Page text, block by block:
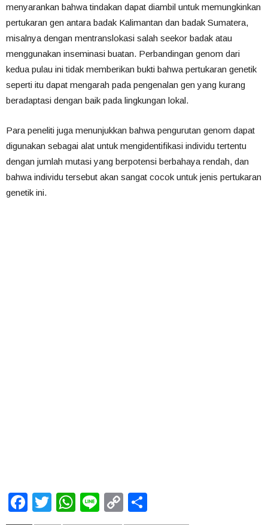
menyarankan bahwa tindakan dapat diambil untuk memungkinkan
pertukaran gen antara badak Kalimantan dan badak Sumatera,
misalnya dengan mentranslokasi salah seekor badak atau
menggunakan inseminasi buatan. Perbandingan genom dari
kedua pulau ini tidak memberikan bukti bahwa pertukaran genetik
seperti itu dapat mengarah pada pengenalan gen yang kurang
beradaptasi dengan baik pada lingkungan lokal.
Para peneliti juga menunjukkan bahwa pengurutan genom dapat
digunakan sebagai alat untuk mengidentifikasi individu tertentu
dengan jumlah mutasi yang berpotensi berbahaya rendah, dan
bahwa individu tersebut akan sangat cocok untuk jenis pertukaran
genetik ini.
Facebook
Twitter
WhatsApp
LineCopy